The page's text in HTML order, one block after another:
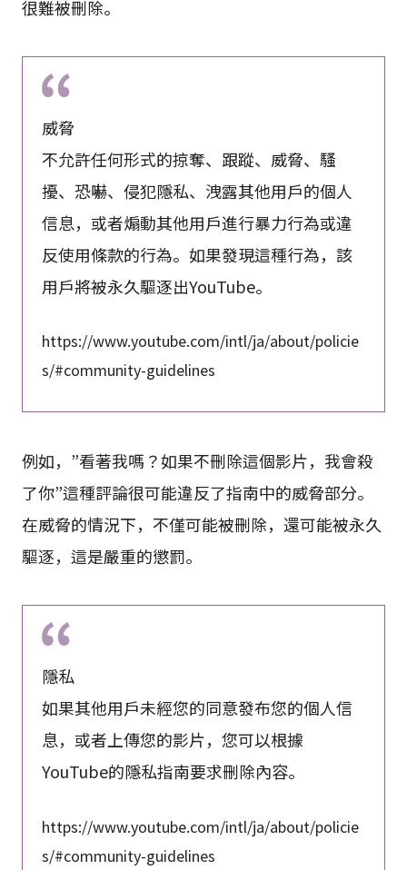
很難被刪除。
威脅
不允許任何形式的掠奪、跟蹤、威脅、騷
擾、恐嚇、侵犯隱私、洩露其他用戶的個人
信息，或者煽動其他用戶進行暴力行為或違
反使用條款的行為。如果發現這種行為，該
用戶將被永久驅逐出YouTube。
https://www.youtube.com/intl/ja/about/policie
s/#community-guidelines
例如，”看著我嗎？如果不刪除這個影片，我會殺
了你”這種評論很可能違反了指南中的威脅部分。
在威脅的情況下，不僅可能被刪除，還可能被永久
驅逐，這是嚴重的懲罰。
隱私
如果其他用戶未經您的同意發布您的個人信
息，或者上傳您的影片，您可以根據
YouTube的隱私指南要求刪除內容。
https://www.youtube.com/intl/ja/about/policie
s/#community-guidelines